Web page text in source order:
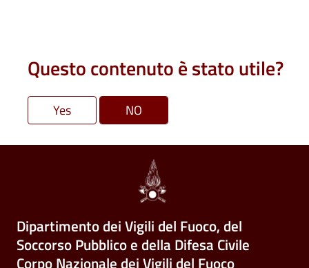
Questo contenuto è stato utile?
Dipartimento dei Vigili del Fuoco, del
Soccorso Pubblico e della Difesa Civile
Corpo Nazionale dei Vigili del Fuoco